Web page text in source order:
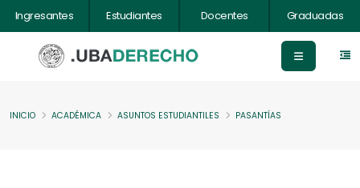
Ingresantes Estudiantes Docentes Graduadas
INICIO ACADÉMICA ASUNTOS ESTUDIANTILES PASANTÍAS